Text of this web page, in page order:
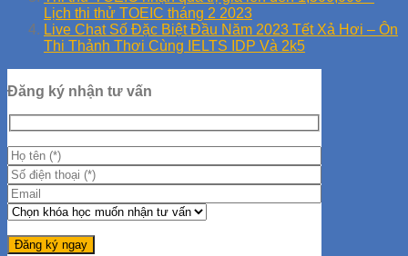
Lịch thi thử TOEIC tháng 2 2023
Live Chat Số Đặc Biệt Đầu Năm 2023 Tết Xả Hơi – Ôn
Thi Thảnh Thơi Cùng IELTS IDP Và 2k5
Đăng ký nhận tư vấn